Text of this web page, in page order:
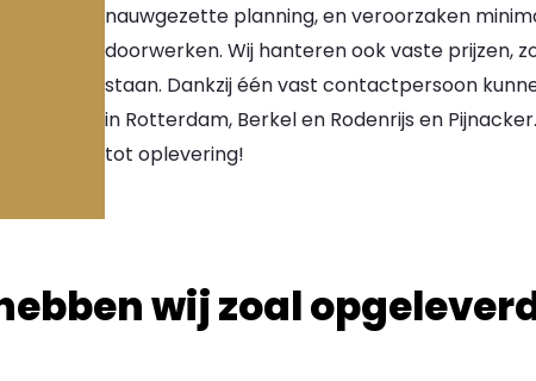
nauwgezette planning, en veroorzaken
doorwerken. Wij hanteren ook vaste prijzen,
staan. Dankzij één vast contactpersoon
in Rotterdam, Berkel en Rodenrijs en
tot oplevering!
wij zoal